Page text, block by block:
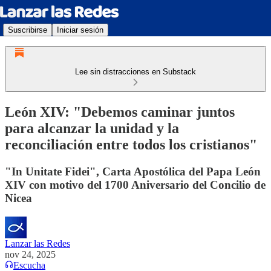
Suscribirse Iniciar sesión
Lee sin distracciones en Substack
León XIV: "Debemos caminar juntos
para alcanzar la unidad y la
reconciliación entre todos los cristianos"
"In Unitate Fidei", Carta Apostólica del Papa León
XIV con motivo del 1700 Aniversario del Concilio de
Nicea
Lanzar las Redes
nov 24, 2025
Escucha